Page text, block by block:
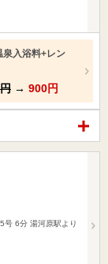
泉入浴料+レン
→ 900円
号 6分 湯河原駅より